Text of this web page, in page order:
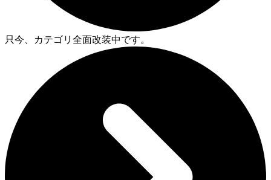
只今、カテゴリ全面改装中です。